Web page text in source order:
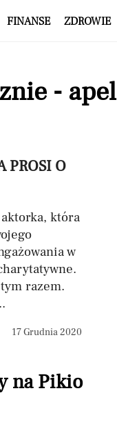
FINANSE ZDROWIE
- apel
PROSI O
która
w
razem.
17 Grudnia 2020
na Pikio